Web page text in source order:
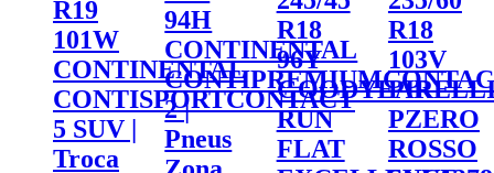
R19
101W
CONTINENTAL
CONTISPORTCONTACT
5 SUV |
Troca
94H‎
CONTINENTAL
2 |
Pneus
R18
96Y
GOODYEAR
RUN
FLAT
R18
103V
PZERO
ROSSO